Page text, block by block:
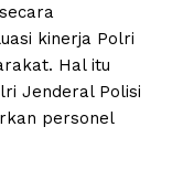
kinerja Polri
Hal itu
Jenderal Polisi
personel